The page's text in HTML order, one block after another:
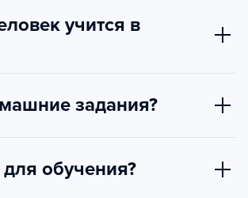
учится в
задания?
обучения?